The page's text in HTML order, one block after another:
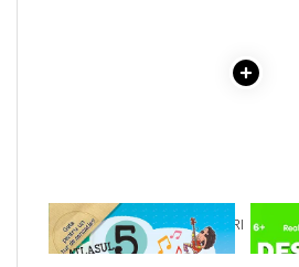
1 x ATLASUL CELOR 5 SIMTURI
ALE MELE
1 x